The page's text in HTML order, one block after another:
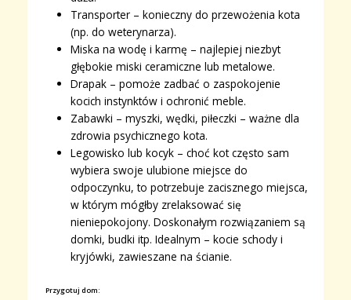
Transporter – konieczny do przewożenia kota
(np. do weterynarza).
Miska na wodę i karmę – najlepiej niezbyt
głębokie miski ceramiczne lub metalowe.
Drapak – pomoże zadbać o zaspokojenie
kocich instynktów i ochronić meble.
Zabawki – myszki, wędki, piłeczki – ważne dla
zdrowia psychicznego kota.
Legowisko lub kocyk – choć kot często sam
wybiera swoje ulubione miejsce do
odpoczynku, to potrzebuje zacisznego miejsca,
w którym mógłby zrelaksować się
nieniepokojony. Doskonałym rozwiązaniem są
domki, budki itp. Idealnym – kocie schody i
kryjówki, zawieszane na ścianie.
Przygotuj dom: